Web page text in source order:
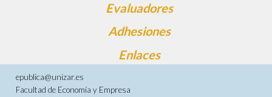
Evaluadores
Adhesiones
Enlaces
epublica@unizar.es
Facultad de Economía y Empresa